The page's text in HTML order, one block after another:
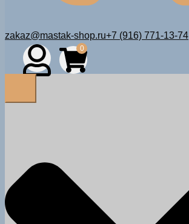
zakaz@mastak-shop.ru+7 (916) 771-13-74
0